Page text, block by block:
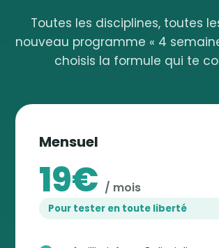
Toutes les disciplines, toutes
nouveau programme « 4
choisis la formule qui te
Mensuel
19€ / mois
Pour tester en toute liberté